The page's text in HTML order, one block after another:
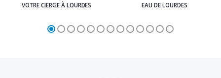
VOTRE CIERGE À LOURDES EAU DE LOURDES